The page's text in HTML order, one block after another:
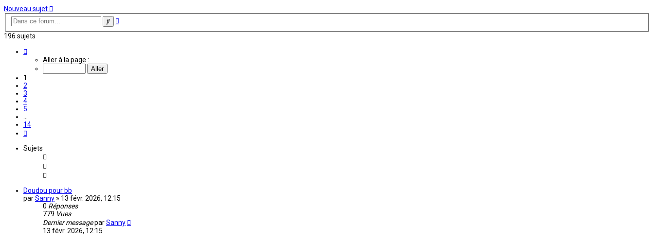
Nouveau sujet
Rechercher
Recherche
196 sujets
Aller à la page :
1
2
3
4
5
14
Sujets
Doudou pour bb
parSanny » 13 févr. 2026, 12:15
0 Réponses
779 Vues
Dernier messageparSanny
13 févr. 2026, 12:15